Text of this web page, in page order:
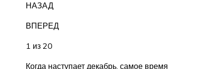
НАЗАД
ВПЕРЕД
1 из 20
Когда наступает декабрь, самое время